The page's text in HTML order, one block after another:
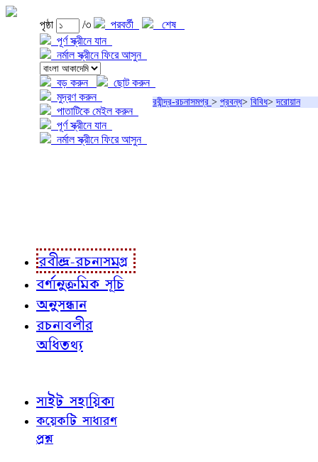
পৃষ্ঠা /৩ পরবর্তী
শেষ
পূর্ণ স্ক্রীনে যান
নর্মাল স্ক্রীনে ফিরে আসুন
বড় করুন
ছোট করুন
মুদ্রণ করুন
পাতাটিকে মেইল করুন
পূর্ণ স্ক্রীনে যান
নর্মাল স্ক্রীনে ফিরে আসুন
রবীন্দ্র-রচনাসমগ্র > প্রবন্ধ> বিবিধ>দরোয়ান
রবীন্দ্র-রচনাসমগ্র
বর্ণানুক্রমিক সূচি
অনুসন্ধান
রচনাবলীর
অধিতথ্য
সাইট সহায়িকা
কয়েকটি সাধারণ
প্রশ্ন